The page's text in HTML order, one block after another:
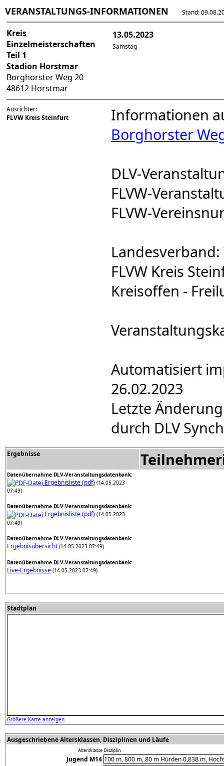
VERANSTALTUNGS-INFORMATIONEN Stand:
Kreis
Einzelmeisterschaften
Teil 1
Stadion Horstmar
Borghorster Weg 20
48612 Horstmar
13.05.2023
Samstag
Ausrichter:
FLVW Kreis Steinfurt
Informationen
Borghorster
DLV-
FLVW-
FLVW-
FLVW Kreis
Kreisoffen -
Automatisiert
26.02.2023
Letzte
durch DLV
Ergebnisse
Datenübernahme DLV-Veranstaltungsdatenbank:
Ergebnisliste (pdf) (14.05.2023
07:49)
Datenübernahme DLV-Veranstaltungsdatenbank:
Ergebnisliste (pdf) (14.05.2023
07:49)
Datenübernahme DLV-Veranstaltungsdatenbank:
Ergebnisübersicht (14.05.2023 07:49)
Datenübernahme DLV-Veranstaltungsdatenbank:
Live-Ergebnisse (14.05.2023 07:49)
Stadtplan
Größere Karte anzeigen
Ausgeschriebene Altersklassen, Disziplinen und Läufe
AltersklasseDisziplin
Jugend M14 100 m, 800 m, 80 m Hürden 0,838 m,